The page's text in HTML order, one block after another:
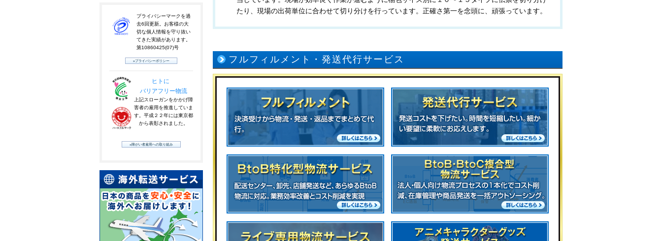
たり、現場の出荷単位に合わせて切り分けを行っています。正確さ第一を念頭に、頑張っています。
フルフィルメント・発送代行サービス
プライバシーマークを過
去6回更新。お客様の大
切な個人情報を守り抜い
てきた実績があります。
第10860425(07)号
»プライバシーポリシー
ヒトに
バリアフリー物流
上記スローガンをかかげ障
害者の雇用を推進していま
す。平成２２年には東京都
から表彰されました。
»障がい者雇用への取り組み